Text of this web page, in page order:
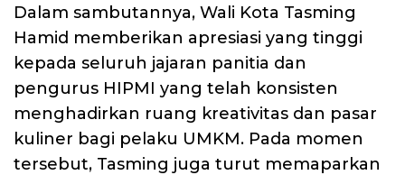
Dalam sambutannya, Wali Kota Tasming
Hamid memberikan apresiasi yang tinggi
kepada seluruh jajaran panitia dan
pengurus HIPMI yang telah konsisten
menghadirkan ruang kreativitas dan pasar
kuliner bagi pelaku UMKM. Pada momen
tersebut, Tasming juga turut memaparkan